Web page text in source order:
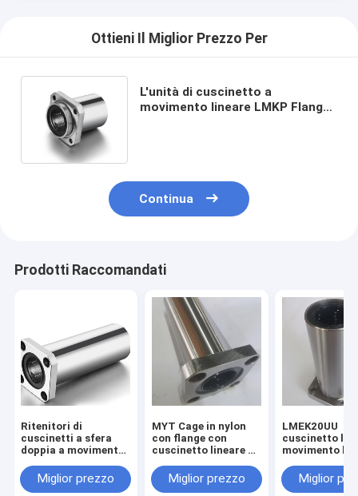
Ottieni Il Miglior Prezzo Per
L'unità di cuscinetto a
movimento lineare LMKP Flange
Continua
Prodotti Raccomandati
Ritenitori di
cuscinetti a sfera
doppia a movimento
all'usura
Miglior prezzo
MYT Cage in nylon
con flange con
cuscinetto lineare ad
corrosione
Miglior prezzo
LMEK20UU
cuscinetto
movimento
resistenza
Miglior